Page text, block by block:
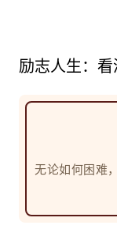
励志人生：看
无论如何困难